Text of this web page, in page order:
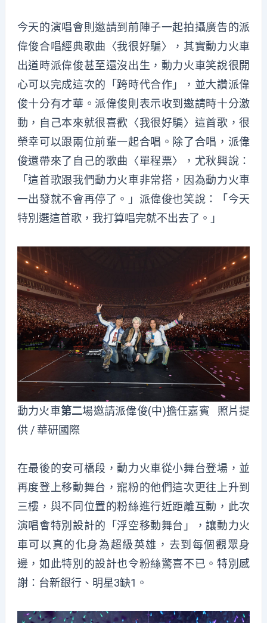
今天的演唱會則邀請到前陣子一起拍攝廣告的派
偉俊合唱經典歌曲〈我很好騙〉，其實動力火車
出道時派偉俊甚至還沒出生，動力火車笑說很開
心可以完成這次的「跨時代合作」，並大讚派偉
俊十分有才華。派偉俊則表示收到邀請時十分激
動，自己本來就很喜歡〈我很好騙〉這首歌，很
榮幸可以跟兩位前輩一起合唱。除了合唱，派偉
俊還帶來了自己的歌曲〈單程票〉，尤秋興說：
「這首歌跟我們動力火車非常搭，因為動力火車
一出發就不會再停了。」派偉俊也笑說：「今天
特別選這首歌，我打算唱完就不出去了。」
動力火車第二場邀請派偉俊(中)擔任嘉賓 照片提
供 / 華研國際
在最後的安可橋段，動力火車從小舞台登場，並
再度登上移動舞台，寵粉的他們這次更往上升到
三樓，與不同位置的粉絲進行近距離互動，此次
演唱會特別設計的「浮空移動舞台」，讓動力火
車可以真的化身為超級英雄，去到每個觀眾身
邊，如此特別的設計也令粉絲驚喜不已。特別感
謝：台新銀行、明星3缺1。